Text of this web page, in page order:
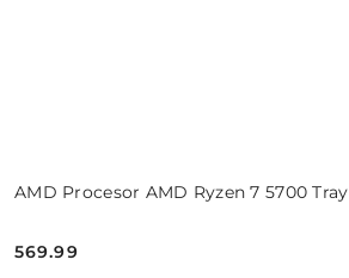
AMD Procesor AMD Ryzen 7 5700 Tray
Cena:
569.99